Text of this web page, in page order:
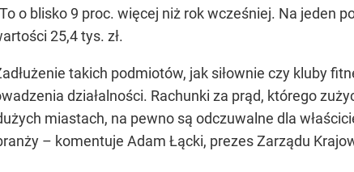
To o blisko 9 proc. więcej niż rok wcześniej. Na
25,4 tys. zł.
takich podmiotów, jak siłownie czy kluby
działalności. Rachunki za prąd, którego
miastach, na pewno są odczuwalne dla
– komentuje Adam Łącki, prezes Zarządu